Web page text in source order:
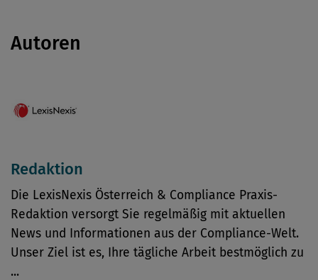
Autoren
Redaktion
Die LexisNexis Österreich & Compliance Praxis-
Redaktion versorgt Sie regelmäßig mit aktuellen
News und Informationen aus der Compliance-Welt.
Unser Ziel ist es, Ihre tägliche Arbeit bestmöglich zu
...